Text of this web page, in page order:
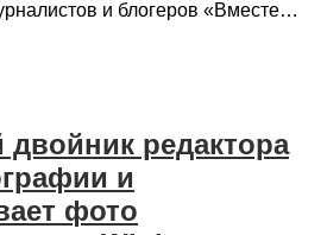
и блогеров «Вместе…
редактора
и
фото